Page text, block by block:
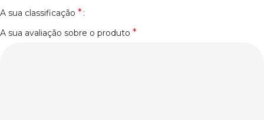
A sua classificação *
A sua avaliação sobre o produto *